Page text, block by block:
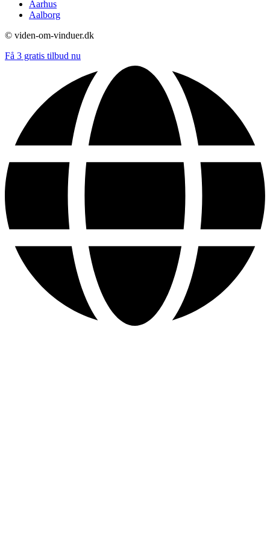
Aarhus
Aalborg
© viden-om-vinduer.dk
Få 3 gratis tilbud nu